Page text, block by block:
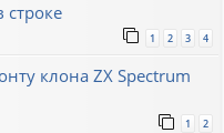
строке
1 2 3 4
клона ZX Spectrum
1 2